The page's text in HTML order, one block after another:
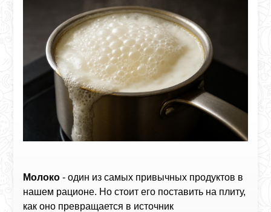
Молоко - один из самых привычных продуктов в
нашем рационе. Но стоит его поставить на плиту,
как оно превращается в источник